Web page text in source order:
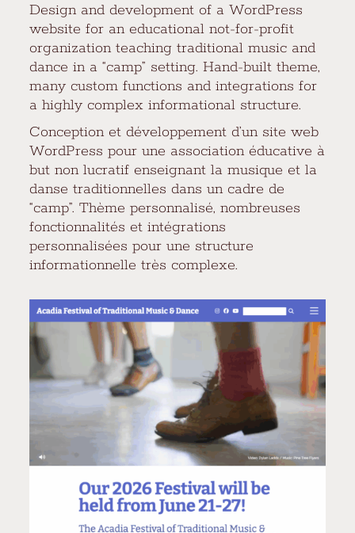
Design and development of a WordPress
website for an educational not-for-profit
organization teaching traditional music and
dance in a “camp” setting. Hand-built theme,
many custom functions and integrations for
a highly complex informational structure.
Conception et développement d’un site web
WordPress pour une association éducative à
but non lucratif enseignant la musique et la
danse traditionnelles dans un cadre de
“camp”. Thème personnalisé, nombreuses
fonctionnalités et intégrations
personnalisées pour une structure
informationnelle très complexe.